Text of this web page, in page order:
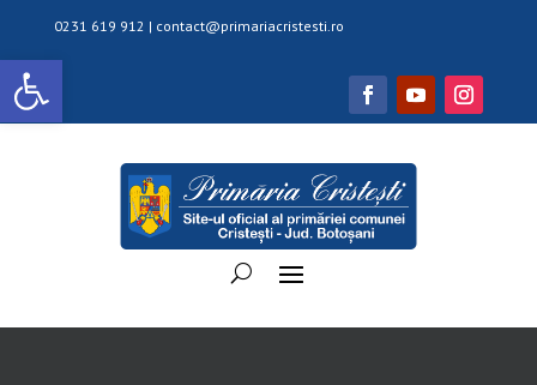
Deschide bara de unelte
0231 619 912 | contact@primariacristesti.ro